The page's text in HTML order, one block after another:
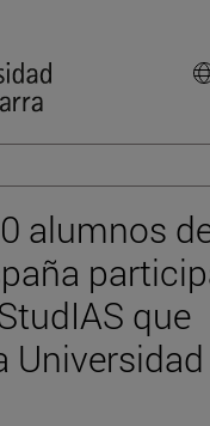
alumnos
que
Universidad